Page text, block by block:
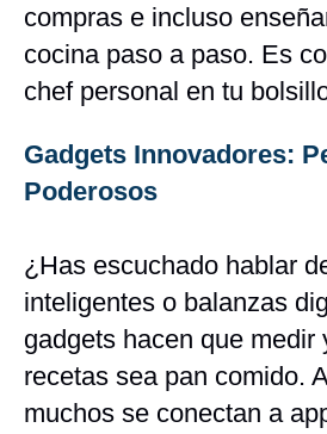
compras e incluso
cocina paso a paso. Es
chef personal en tu
Gadgets Innovadores:
Poderosos
¿Has escuchado hablar
inteligentes o balanzas
gadgets hacen que medir
recetas sea pan comido.
muchos se conectan a